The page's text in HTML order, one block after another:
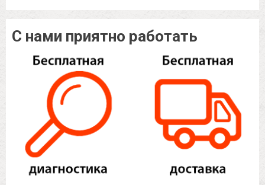
С нами приятно работать